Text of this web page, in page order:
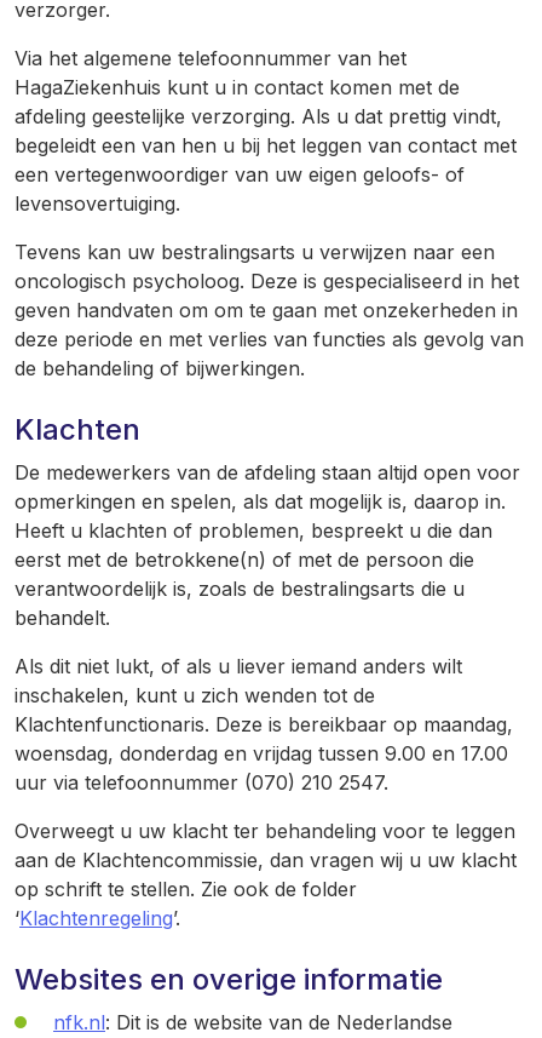
verzorger.
Via het algemene telefoonnummer van het
HagaZiekenhuis kunt u in contact komen met de
afdeling geestelijke verzorging. Als u dat prettig vindt,
begeleidt een van hen u bij het leggen van contact met
een vertegenwoordiger van uw eigen geloofs- of
levensovertuiging.
Tevens kan uw bestralingsarts u verwijzen naar een
oncologisch psycholoog. Deze is gespecialiseerd in het
geven handvaten om om te gaan met onzekerheden in
deze periode en met verlies van functies als gevolg van
de behandeling of bijwerkingen.
Klachten
De medewerkers van de afdeling staan altijd open voor
opmerkingen en spelen, als dat mogelijk is, daarop in.
Heeft u klachten of problemen, bespreekt u die dan
eerst met de betrokkene(n) of met de persoon die
verantwoordelijk is, zoals de bestralingsarts die u
behandelt.
Als dit niet lukt, of als u liever iemand anders wilt
inschakelen, kunt u zich wenden tot de
Klachtenfunctionaris. Deze is bereikbaar op maandag,
woensdag, donderdag en vrijdag tussen 9.00 en 17.00
uur via telefoonnummer (070) 210 2547.
Overweegt u uw klacht ter behandeling voor te leggen
aan de Klachtencommissie, dan vragen wij u uw klacht
op schrift te stellen. Zie ook de folder
‘Klachtenregeling’.
Websites en overige informatie
nfk.nl: Dit is de website van de Nederlandse